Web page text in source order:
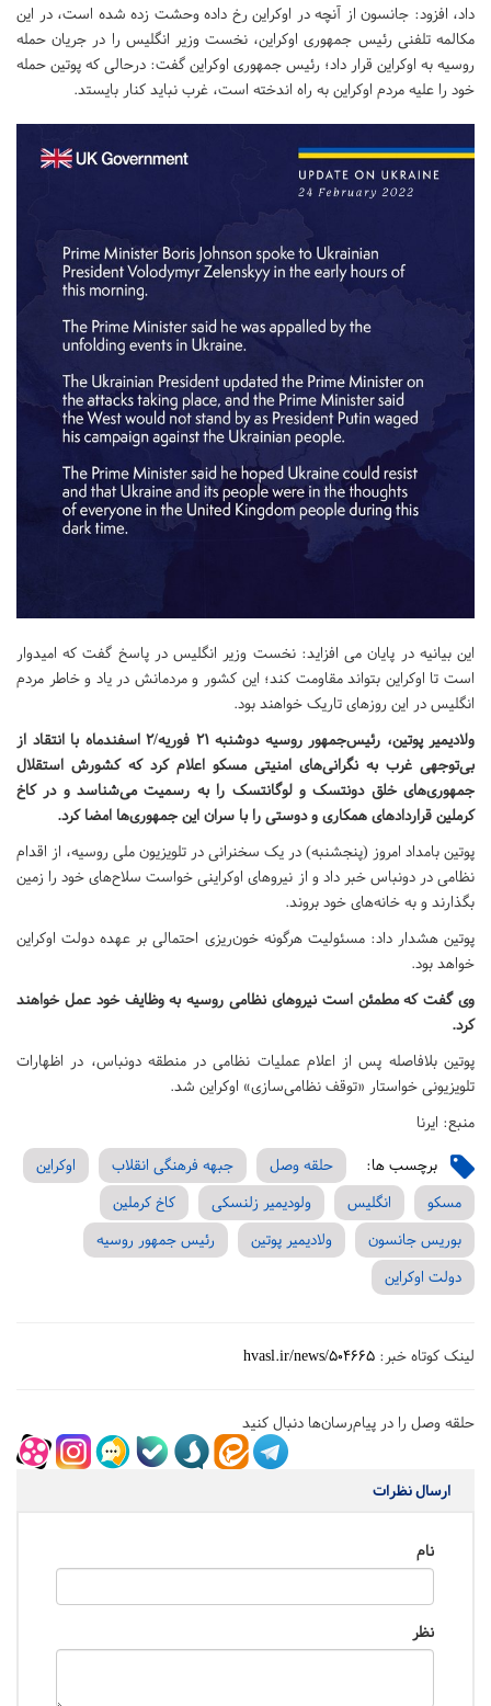
داد، افزود: جانسون از آنچه در اوکراین رخ داده وحشت زده شده است، در این
مکالمه تلفنی رئیس جمهوری اوکراین، نخست وزیر انگلیس را در جریان حمله
روسیه به اوکراین قرار داد؛ رئیس جمهوری اوکراین گفت: درحالی که پوتین حمله
خود را علیه مردم اوکراین به راه اندخته است، غرب نباید کنار بایستد.
این بیانیه در پایان می افزاید: نخست وزیر انگلیس در پاسخ گفت که امیدوار
است تا اوکراین بتواند مقاومت کند؛ این کشور و مردمانش در یاد و خاطر مردم
انگلیس در این روزهای تاریک خواهند بود.
ولادیمیر پوتین، رئیس‌جمهور روسیه دوشنبه ۲۱ فوریه/۲ اسفندماه با انتقاد از
بی‌توجهی غرب به نگرانی‌های امنیتی مسکو اعلام کرد که کشورش استقلال
جمهوری‌های خلق دونتسک و لوگانتسک را به رسمیت می‌شناسد و در کاخ
کرملین قراردادهای همکاری و دوستی را با سران این جمهوری‌ها امضا کرد.
پوتین بامداد امروز (پنجشنبه) در یک سخنرانی در تلویزیون ملی روسیه، از اقدام
نظامی در دونباس خبر داد و از نیروهای اوکراینی خواست سلاح‌های خود را زمین
بگذارند و به خانه‌های خود بروند.
پوتین هشدار داد: مسئولیت هرگونه خون‌ریزی احتمالی بر عهده دولت اوکراین
خواهد بود.
وی گفت که مطمئن است نیروهای نظامی روسیه به وظایف خود عمل خواهند
کرد.
پوتین بلافاصله پس از اعلام عملیات نظامی در منطقه دونباس، در اظهارات
تلویزیونی خواستار «توقف نظامی‌سازی» اوکراین شد.
منبع: ایرنا
برچسب ها: حلقه وصل جبهه فرهنگی انقلاب
اوکراین
مسکو
انگلیس ولودیمیر زلنسکی
کاخ کرملین
بوریس جانسون
ولادیمیر پوتین
رئیس جمهور روسیه
دولت اوکراین
لینک کوتاه خبر: hvasl.ir/news/504665
حلقه وصل را در پیام‌رسان‌ها دنبال کنید
ارسال نظرات
نام
نظر